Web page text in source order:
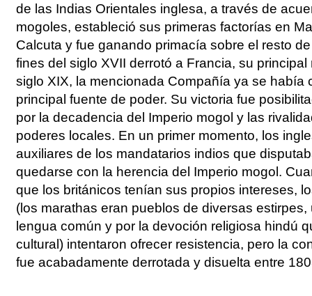
de las Indias Orientales inglesa, a través de
mogoles, estableció sus primeras factorías en
Calcuta y fue ganando primacía sobre el resto
fines del siglo XVII derrotó a Francia, su principal
siglo XIX, la mencionada Compañía ya se había
principal fuente de poder. Su victoria fue
por la decadencia del Imperio mogol y las
poderes locales. En un primer momento, los
auxiliares de los mandatarios indios que
quedarse con la herencia del Imperio mogol.
que los británicos tenían sus propios intereses,
(los marathas eran pueblos de diversas
lengua común y por la devoción religiosa hindú
cultural) intentaron ofrecer resistencia, pero la
fue acabadamente derrotada y disuelta entre